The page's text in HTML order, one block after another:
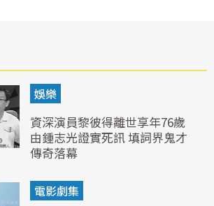
娛樂
資深演員黎彼得離世享年76歲
由鍾志光證實死訊 填詞界鬼才
傳奇落幕
電影劇集